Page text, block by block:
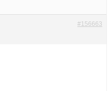
#156663